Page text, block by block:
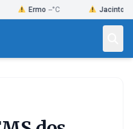
Ermo --°C Jacinto